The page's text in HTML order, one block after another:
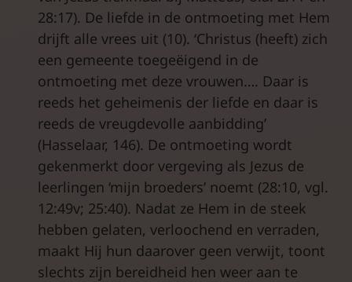
28:17). De liefde in de ontmoeting met Hem
drijft alle vrees uit (10). ‘Christus (heeft) zich
een gemeente toegeëigend in de
ontmoeting met deze vrouwen…. Daar is
reeds het geheimenis der liefde en daar is
reeds de vreugdevolle aanbidding’
(Hasselaar, 146). De ontmoeting wordt
gekenmerkt door vergeving als Jezus de
leerlingen ‘mijn broeders’ noemt (28:10, vgl.
12:49v; 25:40). Nadat ze Hem in de steek
hebben gelaten, verloochend en verraden,
maakt Hij hun daarover geen verwijt, toont
slechts zijn bereidheid hen weer aan te